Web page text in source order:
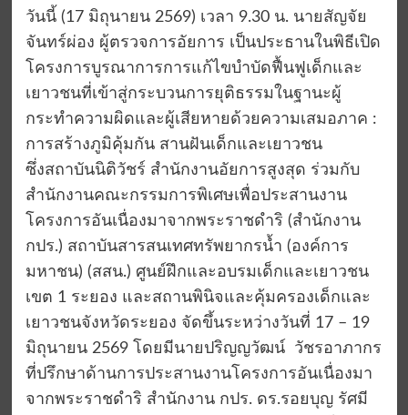
วันนี้ (17 มิถุนายน 2569) เวลา 9.30 น. นายสัญจัย
จันทร์ผ่อง ผู้ตรวจการอัยการ เป็นประธานในพิธีเปิด
โครงการบูรณาการการแก้ไขบำบัดฟื้นฟูเด็กและ
เยาวชนที่เข้าสู่กระบวนการยุติธรรมในฐานะผู้
กระทำความผิดและผู้เสียหายด้วยความเสมอภาค :
การสร้างภูมิคุ้มกัน สานฝันเด็กและเยาวชน
ซึ่งสถาบันนิติวัชร์ สำนักงานอัยการสูงสุด ร่วมกับ
สำนักงานคณะกรรมการพิเศษเพื่อประสานงาน
โครงการอันเนื่องมาจากพระราชดำริ (สำนักงาน
กปร.) สถาบันสารสนเทศทรัพยากรน้ำ (องค์การ
มหาชน) (สสน.) ศูนย์ฝึกและอบรมเด็กและเยาวชน
เขต 1 ระยอง และสถานพินิจและคุ้มครองเด็กและ
เยาวชนจังหวัดระยอง จัดขึ้นระหว่างวันที่ 17 – 19
มิถุนายน 2569 โดยมีนายปริญญวัฒน์ วัชรอาภากร
ที่ปรึกษาด้านการประสานงานโครงการอันเนื่องมา
จากพระราชดำริ สำนักงาน กปร. ดร.รอยบุญ รัศมี